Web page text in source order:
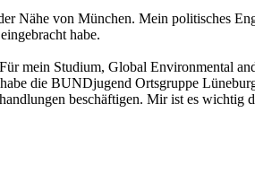
Nähe von München. Mein politisches
habe.
mein Studium, Global Environmental
die BUNDjugend Ortsgruppe
beschäftigen. Mir ist es wichtig